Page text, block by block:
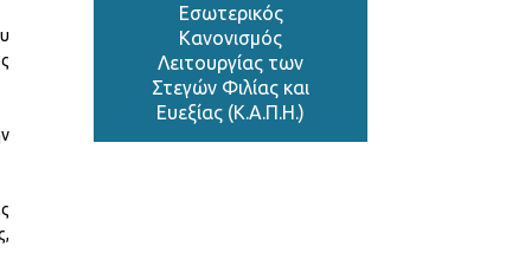
Εσωτερικός
Κανονισμός
Λειτουργίας των
Στεγών Φιλίας και
Ευεξίας (Κ.Α.Π.Η.)